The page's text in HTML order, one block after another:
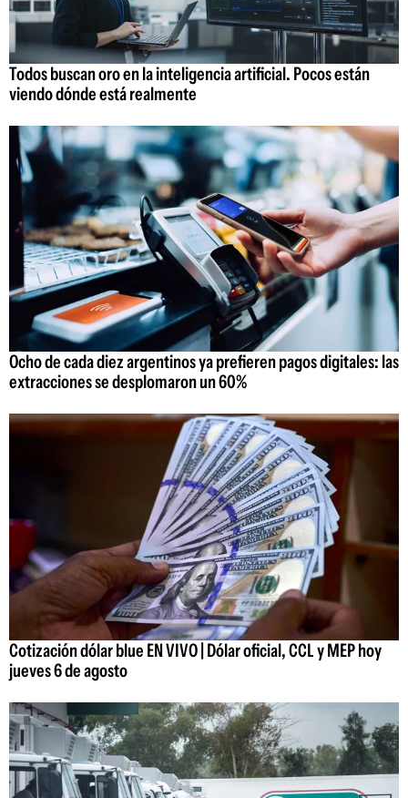
Todos buscan oro en la inteligencia artificial. Pocos están
viendo dónde está realmente
Ocho de cada diez argentinos ya prefieren pagos digitales: las
extracciones se desplomaron un 60%
Cotización dólar blue EN VIVO | Dólar oficial, CCL y MEP hoy
jueves 6 de agosto